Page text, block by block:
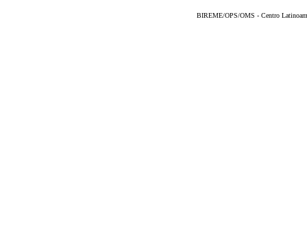
BIREME/OPS/OMS - Centro